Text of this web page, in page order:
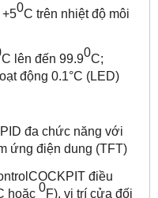
0C trên nhiệt độ môi
C lên đến 99.90C;
động 0.1°C (LED)
đa chức năng với
ứng điện dung (TFT)
điều
hoặc 0F), vị trí cửa đối